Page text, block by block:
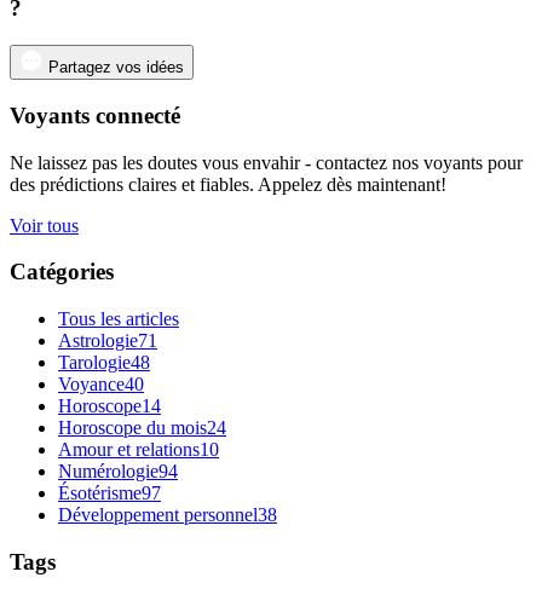
?
Partagez vos idées
Voyants connecté
Ne laissez pas les doutes vous envahir - contactez nos voyants pour
des prédictions claires et fiables. Appelez dès maintenant!
Voir tous
Catégories
Tous les articles
Astrologie71
Tarologie48
Voyance40
Horoscope14
Horoscope du mois24
Amour et relations10
Numérologie94
Ésotérisme97
Développement personnel38
Tags